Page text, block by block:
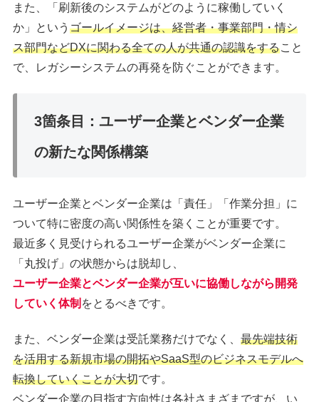
また、「刷新後のシステムがどのように稼働していく
か」というゴールイメージは、経営者・事業部門・情シ
ス部門などDXに関わる全ての人が共通の認識をすること
で、レガシーシステムの再発を防ぐことができます。
3箇条目：ユーザー企業とベンダー企業
の新たな関係構築
ユーザー企業とベンダー企業は「責任」「作業分担」に
ついて特に密度の高い関係性を築くことが重要です。
最近多く見受けられるユーザー企業がベンダー企業に
「丸投げ」の状態からは脱却し、
ユーザー企業とベンダー企業が互いに協働しながら開発
していく体制 をとるべきです。
また、ベンダー企業は受託業務だけでなく、最先端技術
を活用する新規市場の開拓やSaaS型のビジネスモデルへ
転換していくことが大切です。
ベンダー企業の目指す方向性は各社さまざまですが、い